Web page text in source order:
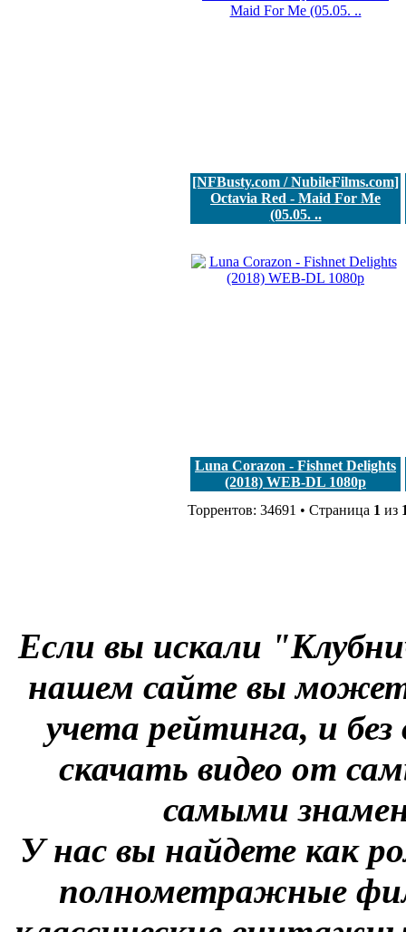
[NFBusty.com / NubileFilms.com]
Octavia Red - Maid For Me
(05.05. ..
Luna Corazon - Fishnet Delights
(2018) WEB-DL 1080p
Торрентов: 34691 • Страница 1 из
Если вы искали
нашем сайте вы
учета рейтинга, и
скачать видео от
самыми
У нас вы найдете как
полнометражные